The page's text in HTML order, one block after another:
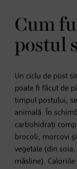
Cum
postul
Un ciclu de post
poate fi făcut de
timpul postului,
animală. În
carbohidrați
brocoli, morcovi
vegetale (din
măsline). Caloriile